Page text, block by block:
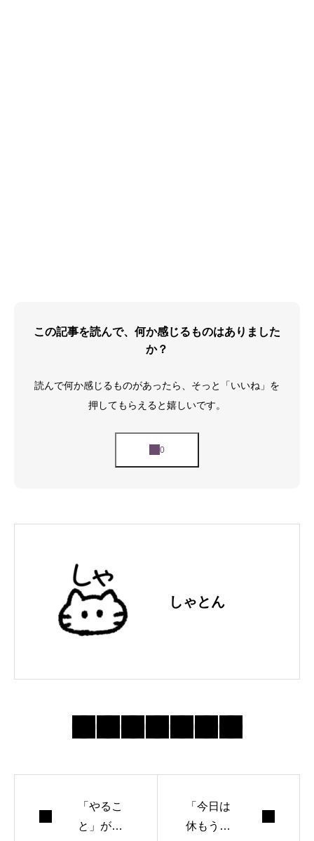
この記事を読んで、何か感じるものはありました
か？
読んで何か感じるものがあったら、そっと「いいね」を
押してもらえると嬉しいです。
しゃとん
「やるこ
と」が決
「今日は
休もう」